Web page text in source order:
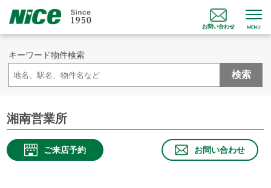
お問い合わせ
キーワード物件検索
検索
湘南営業所
ご来店予約 お問い合わせ